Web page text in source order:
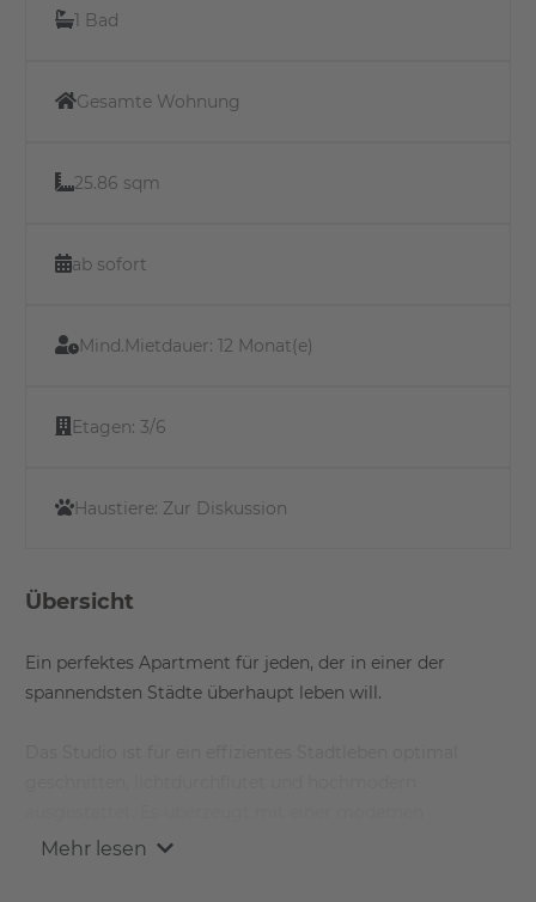
1 Bad
Gesamte Wohnung
25.86 sqm
ab sofort
Mind.Mietdauer: 12 Monat(e)
Etagen: 3/6
Haustiere: Zur Diskussion
Übersicht
Ein perfektes Apartment für jeden, der in einer der
spannendsten Städte überhaupt leben will.
Einbauküche und voll ausgestatteten Badezimmern; mit
Mehr lesen